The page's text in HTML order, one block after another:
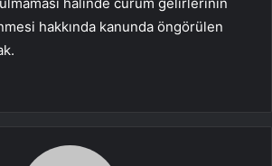
halinde cürüm gelirlerinin
hakkında kanunda öngörülen